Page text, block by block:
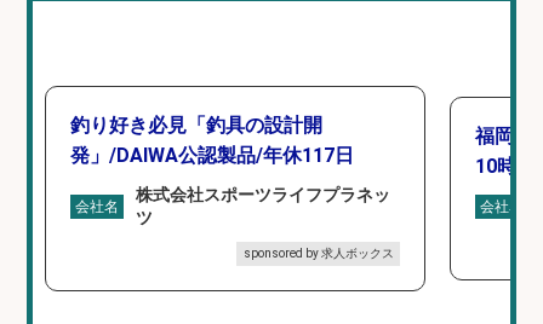
釣り好き必見「釣具の設計開
発」/DAIWA公認製品/年休117日
会社名
株式会社スポーツライフプラネッ
ツ
sponsored by 求人ボックス
福岡「
10時間
会社名